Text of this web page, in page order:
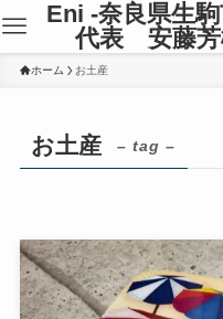
Eni -奈良県生
代表 安藤芳
ホーム お土産
お土産 – tag –